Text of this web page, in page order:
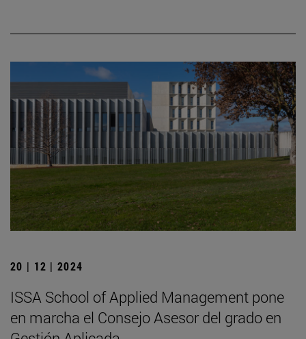
20 | 12 | 2024
ISSA School of Applied Management pone
en marcha el Consejo Asesor del grado en